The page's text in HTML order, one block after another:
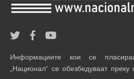
Информациите кои се
„Национал“ се обезбедуваат преку